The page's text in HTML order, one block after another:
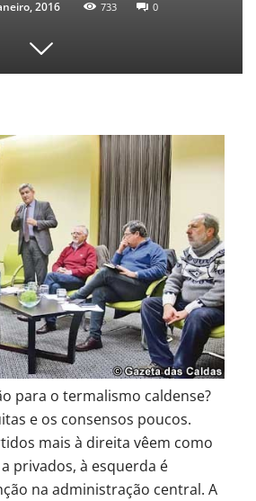
2016 733 0
para o termalismo caldense?
e os consensos poucos.
mais à direita vêem como
privados, à esquerda é
na administração central. A